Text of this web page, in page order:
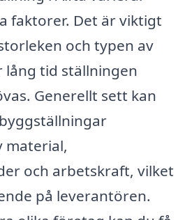
faktorer. Det är viktigt
och typen av
tid ställningen
Generellt sett kan
material,
och arbetskraft, vilket
på leverantören.